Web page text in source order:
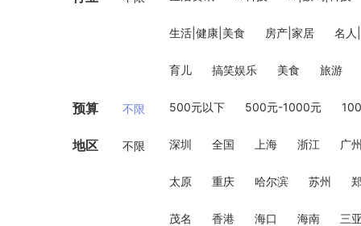
生活|健康|美食 房产|家居 名人
育儿 搞笑娱乐 美食 旅游
预算 不限 500元以下 500元-1000元
地区 不限 深圳 全国 上海 浙江 广
太原 重庆 哈尔滨 苏州
茂名 香港 海口 海南 三